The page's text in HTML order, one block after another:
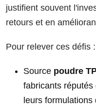
justifient souvent
retours et en
Pour relever ces défis :
Source poudre
fabricants
leurs